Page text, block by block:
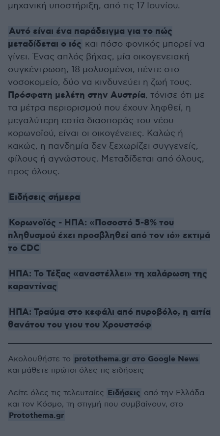
μηχανική υποστήριξη, από τις 17 Ιουνίου.
Αυτό είναι ένα παράδειγμα για το πώς
μεταδίδεται ο ιός και πόσο φονικός μπορεί να
γίνει. Ένας απλός βήχας, μία οικογενειακή
συγκέντρωση, 18 μολυσμένοι, πέντε στο
νοσοκομείο, δύο να κινδυνεύει η ζωή τους.
Πρόσφατη μελέτη στην Αυστρία, τόνισε ότι με
τα μέτρα περιορισμού που έχουν ληφθεί, η
μεγαλύτερη εστία διασποράς του νέου
κορωνοϊού, είναι οι οικογένειες. Καλώς ή
κακώς, η πανδημία δεν ξεχωρίζει συγγενείς,
φίλους ή αγνώστους. Μεταδίδεται από όλους,
προς όλους.
Ειδήσεις σήμερα
Κορωνοϊός - ΗΠΑ: «Ποσοστό 5-8% του
πληθυσμού έχει προσβληθεί από τον ιό» εκτιμά
το CDC
ΗΠΑ: Το Τέξας «αναστέλλει» τη χαλάρωση της
καραντίνας
ΗΠΑ: Τραύμα στο κεφάλι από πυροβόλο, η αιτία
θανάτου του γιου του Χρουστσόφ
Ακολουθήστε το protothema.gr στο Google News
και μάθετε πρώτοι όλες τις ειδήσεις
Δείτε όλες τις τελευταίες Ειδήσεις από την Ελλάδα
και τον Κόσμο, τη στιγμή που συμβαίνουν, στο
Protothema.gr